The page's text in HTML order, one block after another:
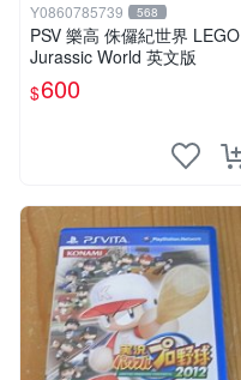
Y0860785739 568
PSV 樂高 侏儸紀世界 LEGO
Jurassic World 英文版
$600